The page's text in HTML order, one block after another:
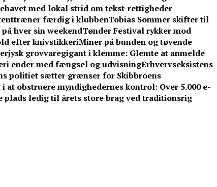
med lokal strid om tekst-rettigheder
færdig i klubbenTobias Sommer skifter til
hver sin weekendTønder Festival rykker mod
efter knivstikkeriMiner på bunden og tøvende
grovvaregigant i klemme: Glemte at anmelde
ender med fængsel og udvisningErhvervseksistens
politiet sætter grænser for Skibbroens
at obstruere myndighedernes kontrol: Over 5.000 e-
plads ledig til årets store brag ved traditionsrig